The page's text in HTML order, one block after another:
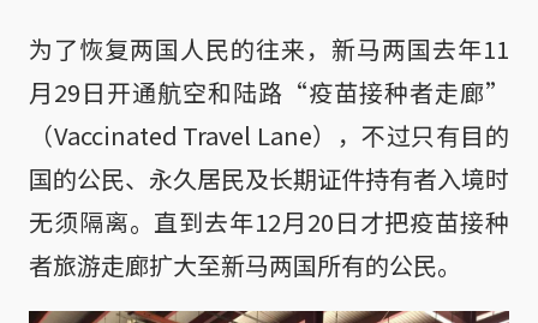
为了恢复两国人民的往来，新马两国去年11
月29日开通航空和陆路“疫苗接种者走廊”
（Vaccinated Travel Lane），不过只有目的
国的公民、永久居民及长期证件持有者入境时
无须隔离。直到去年12月20日才把疫苗接种
者旅游走廊扩大至新马两国所有的公民。